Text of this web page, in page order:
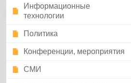
Информационные
технологии
Политика
Конференции, мероприятия
СМИ